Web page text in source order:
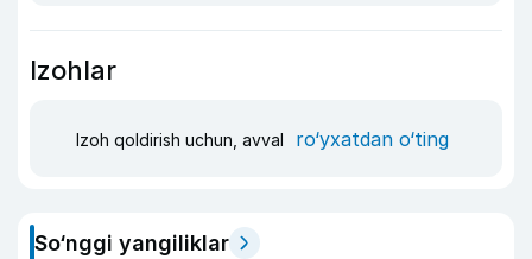
Izohlar
Izoh qoldirish uchun, avval ro‘yxatdan o‘ting
So‘nggi yangiliklar